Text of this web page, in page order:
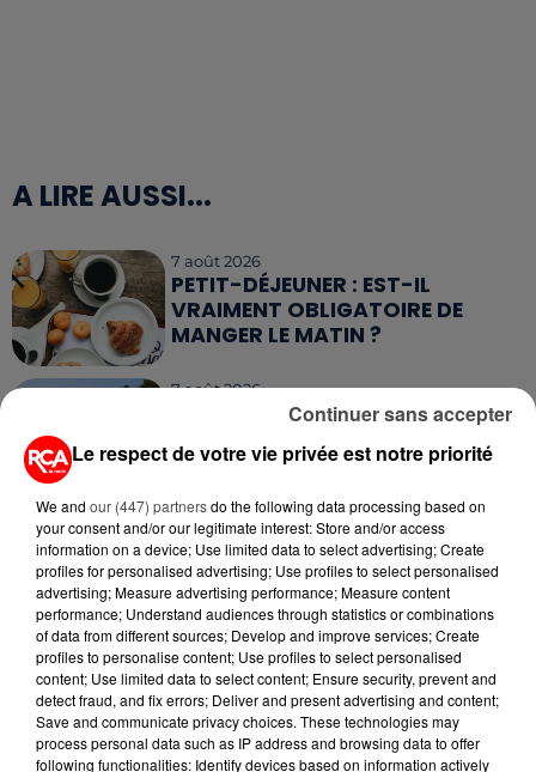
A LIRE AUSSI...
7 août 2026
PETIT-DÉJEUNER : EST-IL
VRAIMENT OBLIGATOIRE DE
MANGER LE MATIN ?
7 août 2026
WEEK-END ROUGE SUR LES
PRÉPARE À UN...
6 août 2026
MÉGOTS ET FEUX DE FORÊT : LES
INDUSTRIELS DU TABAC BIENTÔT
TAXÉS...
6 août 2026
CANICULE : POURQUOI LES
BOUTEILLES D'EAU
DISPARAISSENT DES RAYONS...
Le respect de votre vie privée est notre priorité
We and our (447) partnersdo the following data processing based on
your consent and/or our legitimate interest: Store and/or access
information on a device; Use limited data to select advertising; Create
profiles for personalised advertising; Use profiles to select personalised
advertising; Measure advertising performance; Measure content
performance; Understand audiences through statistics or combinations
of data from different sources; Develop and improve services; Create
profiles to personalise content; Use profiles to select personalised
content; Use limited data to select content; Ensure security, prevent and
detect fraud, and fix errors; Deliver and present advertising and content;
Save and communicate privacy choices. These technologies may
process personal data such as IP address and browsing data to offer
following functionalities: Identify devices based on information actively
Continuer sans accepter